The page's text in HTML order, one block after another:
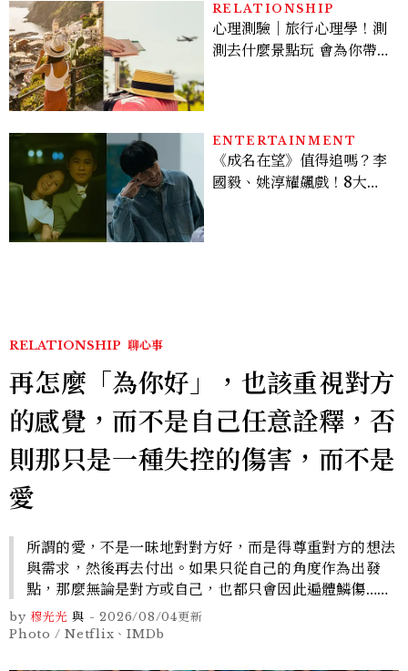
RELATIONSHIP
心理測驗｜旅行心理學！測
測去什麼景點玩 會為你帶來
ENTERTAINMENT
《成名在望》值得追嗎？李
國毅、姚淳耀飆戲！8大看
RELATIONSHIP 聊心事
再怎麼「為你好」，也該重視對方
的感覺，而不是自己任意詮釋，否
則那只是一種失控的傷害，而不是
愛
所謂的愛，不是一昧地對對方好，而是得尊重對方的想法
與需求，然後再去付出。如果只從自己的角度作為出發
點，那麼無論是對方或自己，也都只會因此遍體鱗傷……
by 穆光光 與 -2026/08/04更新
Photo / Netflix、IMDb